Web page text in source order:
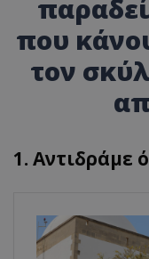
που
τον
1. Αντιδράμε